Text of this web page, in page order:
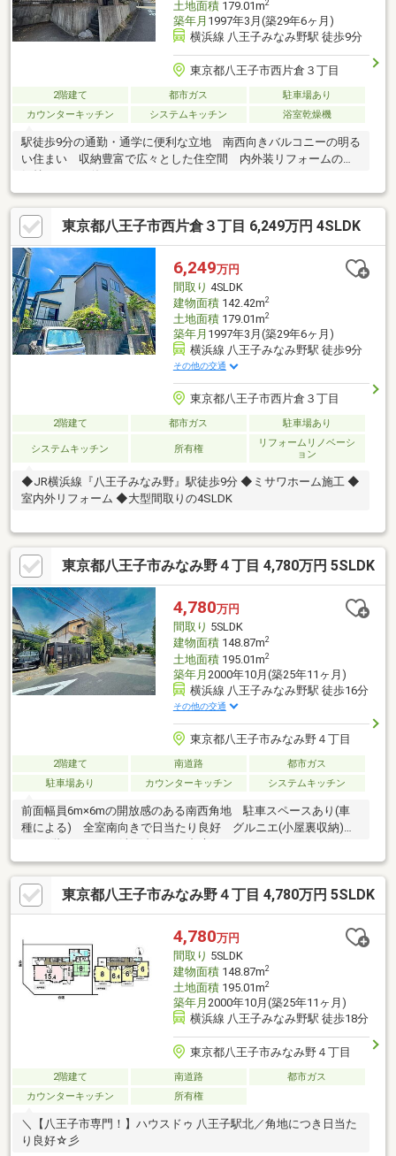
土地面積179.01m2
築年月 1997年3月(築29年6ヶ月)
横浜線 八王子みなみ野駅 徒歩9分
東京都八王子市西片倉３丁目
2階建て 都市ガス
駐車場あり
カウンターキッチン
システムキッチン 浴室乾燥機
駅徒歩9分の通勤・通学に便利な立地 南西向きバルコニーの明る
い住まい 収納豊富で広々とした住空間 内外装リフォームの為
東京都八王子市西片倉３丁目 6,249万円 4SLDK
6,249万円
間取り 4SLDK
建物面積142.42m2
土地面積179.01m2
築年月 1997年3月(築29年6ヶ月)
横浜線 八王子みなみ野駅 徒歩9分
その他の交通
東京都八王子市西片倉３丁目
2階建て 都市ガス 駐車場あり
システムキッチン 所有権
リフォームリノベーシ
ョン
◆JR横浜線『八王子みなみ野』駅徒歩9分 ◆ミサワホーム施工 ◆
室内外リフォーム ◆大型間取りの4SLDK
東京都八王子市みなみ野４丁目 4,780万円 5SLDK
4,780万円
間取り 5SLDK
建物面積148.87m2
土地面積195.01m2
築年月 2000年10月(築25年11ヶ月)
横浜線 八王子みなみ野駅 徒歩16分
その他の交通
東京都八王子市みなみ野４丁目
2階建て 南道路
都市ガス
駐車場あり
カウンターキッチン システムキッチン
前面幅員6m×6mの開放感のある南西角地 駐車スペースあり(車
種による) 全室南向きで日当たり良好 グルニエ(小屋裏収納)付
東京都八王子市みなみ野４丁目 4,780万円 5SLDK
4,780万円
間取り 5SLDK
建物面積148.87m2
土地面積195.01m2
築年月 2000年10月(築25年11ヶ月)
横浜線 八王子みなみ野駅 徒歩18分
東京都八王子市みなみ野４丁目
2階建て 南道路
都市ガス
カウンターキッチン
所有権
＼【八王子市専門！】ハウスドゥ 八王子駅北／角地につき日当た
り良好☆彡